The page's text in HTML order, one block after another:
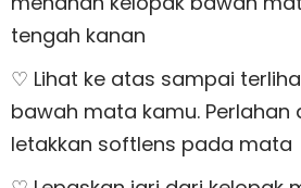
tengah kanan
♡ Lihat ke atas sampai
bawah mata kamu.
letakkan softlens pada mata